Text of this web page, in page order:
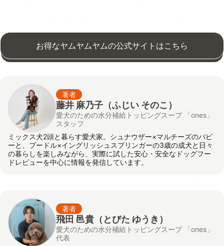
お得なヤムヤムヤムの公式サイトはこちら
著者
藤井 麻乃子（ふじい そのこ）
愛犬のための水分補給トッピングスープ 「ones」
スタッフ
ミックス犬2頭と暮らす愛犬家。シュナウザー×マルチーズのパピ
ーと、プードル×イングリッシュスプリンガーの3歳の成犬と日々
の暮らしを楽しみながら、実際に試した安心・安全なドッグフー
ドレビューを中心に情報を発信しています。
著者
飛田 邑貴 （とびた ゆうき）
愛犬のための水分補給トッピングスープ 「ones」
代表